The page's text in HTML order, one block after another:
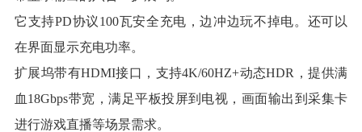
它支持PD协议100瓦安全充电，边冲边玩不掉电。还可以
在界面显示充电功率。
扩展坞带有HDMI接口，支持4K/60HZ+动态HDR，提供满
血18Gbps带宽，满足平板投屏到电视，画面输出到采集卡
进行游戏直播等场景需求。